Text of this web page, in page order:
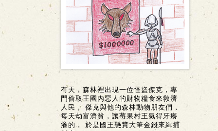
有天，森林裡出現一位怪盜傑克，專
門偷取王國內惡人的財物糧食來救濟
人民， 傑克與他的森林動物朋友們，
每天劫富濟貧，讓莓果村王氣得牙癢
癢的， 於是國王懸賞大筆金錢來緝捕